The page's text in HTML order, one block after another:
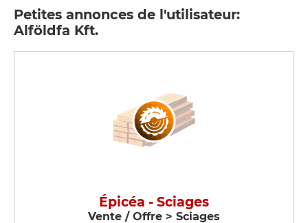
Petites annonces de l'utilisateur:
Alföldfa Kft.
Épicéa - Sciages
Vente / Offre > Sciages